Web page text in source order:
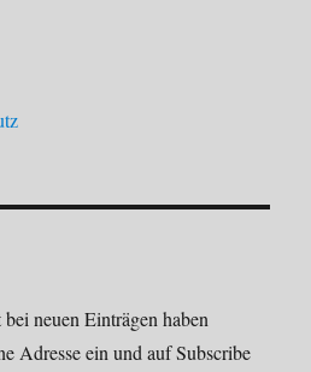
neuen Einträgen haben
Adresse ein und auf Subscribe